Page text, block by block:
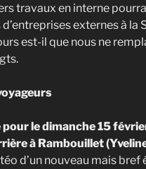
travaux en interne
externes à la
est-il que nous ne
le dimanche 15
à Rambouillet
d’un nouveau mais